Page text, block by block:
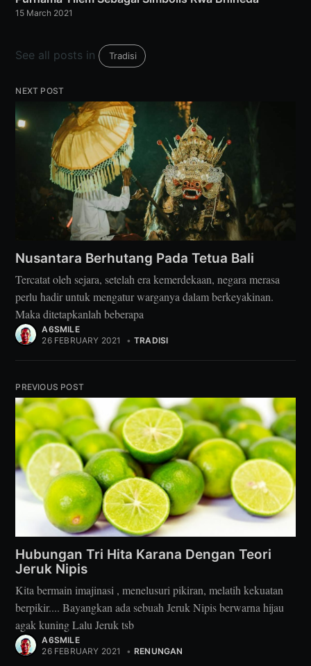
15 March 2021
See all posts in Tradisi
NEXT POST
Nusantara Berhutang Pada Tetua Bali
Tercatat oleh sejara, setelah era kemerdekaan, negara merasa
perlu hadir untuk mengatur warganya dalam berkeyakinan.
Maka ditetapkanlah beberapa
A6SMILE
26 FEBRUARY 2021
• TRADISI
PREVIOUS POST
Hubungan Tri Hita Karana Dengan Teori
Jeruk Nipis
Kita bermain imajinasi , menelusuri pikiran, melatih kekuatan
berpikir.... Bayangkan ada sebuah Jeruk Nipis berwarna hijau
agak kuning Lalu Jeruk tsb
A6SMILE
26 FEBRUARY 2021
• RENUNGAN